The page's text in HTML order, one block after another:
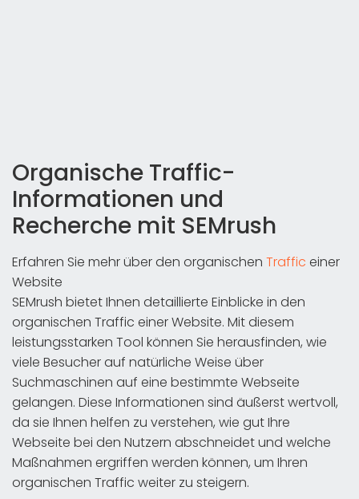
Organische Traffic-
Informationen und
Recherche mit SEMrush
Erfahren Sie mehr über den organischen Traffic einer
Website
SEMrush bietet Ihnen detaillierte Einblicke in den
organischen Traffic einer Website. Mit diesem
leistungsstarken Tool können Sie herausfinden, wie
viele Besucher auf natürliche Weise über
Suchmaschinen auf eine bestimmte Webseite
gelangen. Diese Informationen sind äußerst wertvoll,
da sie Ihnen helfen zu verstehen, wie gut Ihre
Webseite bei den Nutzern abschneidet und welche
Maßnahmen ergriffen werden können, um Ihren
organischen Traffic weiter zu steigern.